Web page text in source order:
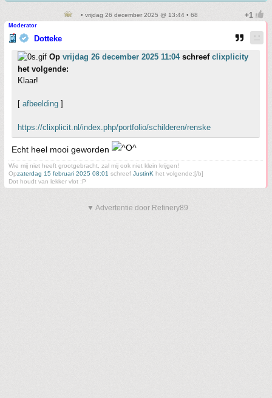
• vrijdag 26 december 2025 @ 13:44 • 68
Moderator
Dotteke
Op vrijdag 26 december 2025 11:04schreef clixplicity
het volgende:
Klaar!
[ afbeelding ]
https://clixplicit.nl/index.php/portfolio/schilderen/renske
Echt heel mooi geworden
Wie mij niet heeft grootgebracht, zal mij ook niet klein krijgen!
Opzaterdag 15 februari 2025 08:01 schreef JustinK het volgende:[/b]
Dot houdt van lekker vlot :P
▼ Advertentie door Refinery89